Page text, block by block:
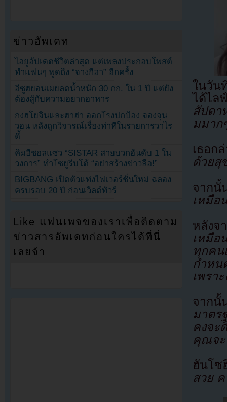
ในวัน
ได้ไ
สัปดา
มมาก
เธอ
ด้วยสุ
จาก
เหมือ
หลัง
เหมือ
ทุกคน
กำหน
เพรา
จากนั้
มาตร
คงจะ
คุณจะ
ฮันโ
สวย
ข่าวอัพเดท
ไอยูอัปเดตชีวิตล่าสุด แต่เพลงประกอบโพสต์
ทำแฟนๆ พูดถึง “จางกีฮา” อีกครั้ง
อีซูฮยอนเผยลดน้ำหนัก 30 กก. ใน 1 ปี แต่ยัง
ต้องสู้กับความอยากอาหาร
กงฮโยจินและฮาฮ่า ออกโรงปกป้อง จองจุน
วอน หลังถูกวิจารณ์เรื่องท่าทีในรายการวาไร
ตี้
คิมฮีชอลแซว “SISTAR สายบวกอันดับ 1 ใน
วงการ” ทำโซยูรีบโต้ “อย่าสร้างข่าวลือ!”
BIGBANG เปิดตัวแท่งไฟเวอร์ชั่นใหม่ ฉลอง
ครบรอบ 20 ปี ก่อนเวิลด์ทัวร์
Like แฟนเพจของเราเพื่อติดตาม
ข่าวสารอัพเดทก่อนใครได้ที่นี่
เลยจ้า